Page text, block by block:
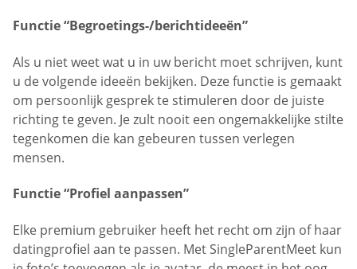
Functie “Begroetings-/berichtideeën”
Als u niet weet wat u in uw bericht moet schrijven, kunt
u de volgende ideeën bekijken. Deze functie is gemaakt
om persoonlijk gesprek te stimuleren door de juiste
richting te geven. Je zult nooit een ongemakkelijke stilte
tegenkomen die kan gebeuren tussen verlegen
mensen.
Functie “Profiel aanpassen”
Elke premium gebruiker heeft het recht om zijn of haar
datingprofiel aan te passen. Met SingleParentMeet kun